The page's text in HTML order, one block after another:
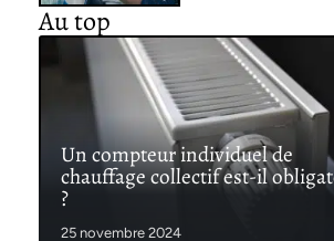
Au top
Un compteur individuel de
chauffage collectif est-il
?
25 novembre 2024